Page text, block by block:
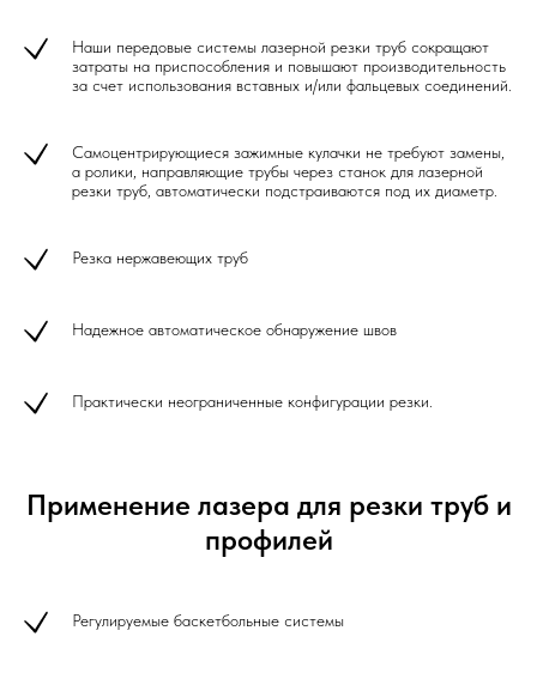
Наши передовые системы лазерной резки труб сокращают
затраты на приспособления и повышают производительность
за счет использования вставных и/или фальцевых соединений.
Самоцентрирующиеся зажимные кулачки не требуют замены,
а ролики, направляющие трубы через станок для лазерной
резки труб, автоматически подстраиваются под их диаметр.
Резка нержавеющих труб
Надежное автоматическое обнаружение швов
Практически неограниченные конфигурации резки.
Применение лазера для резки труб и
профилей
Регулируемые баскетбольные системы